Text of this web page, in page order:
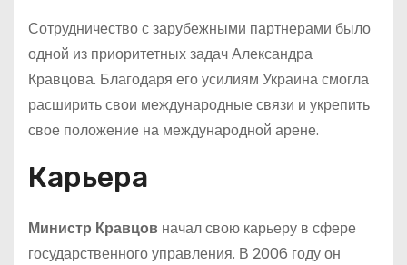
Сотрудничество с зарубежными партнерами было
одной из приоритетных задач Александра
Кравцова. Благодаря его усилиям Украина смогла
расширить свои международные связи и укрепить
свое положение на международной арене.
Карьера
Министр Кравцов начал свою карьеру в сфере
государственного управления. В 2006 году он